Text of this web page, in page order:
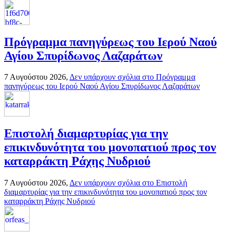
Πρόγραμμα πανηγύρεως του Ιερού Ναού
Αγίου Σπυρίδωνος Λαζαράτων
7 Αυγούστου 2026, Δεν υπάρχουν σχόλια στο Πρόγραμμα
πανηγύρεως του Ιερού Ναού Αγίου Σπυρίδωνος Λαζαράτων
Επιστολή διαμαρτυρίας για την
επικινδυνότητα του μονοπατιού προς τον
καταρράκτη Ράχης Νυδριού
7 Αυγούστου 2026, Δεν υπάρχουν σχόλια στο Επιστολή
διαμαρτυρίας για την επικινδυνότητα του μονοπατιού προς τον
καταρράκτη Ράχης Νυδριού